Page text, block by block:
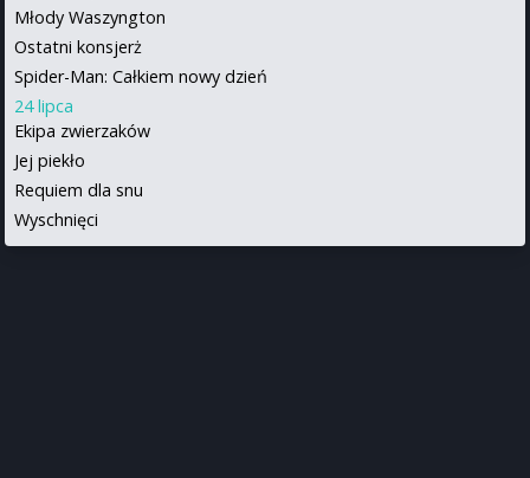
Młody Waszyngton
Ostatni konsjerż
Spider-Man: Całkiem nowy dzień
24 lipca
Ekipa zwierzaków
Jej piekło
Requiem dla snu
Wyschnięci